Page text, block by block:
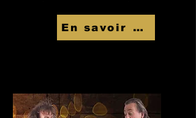
En savoir Plus